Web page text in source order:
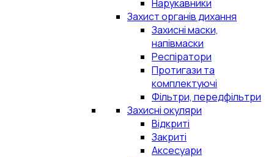
Нарукавники
Захист органів дихання
Захисні маски,
напівмаски
Респіратори
Протигази та
комплектуючі
Фільтри, передфільтри
Захисні окуляри
Відкриті
Закриті
Аксесуари